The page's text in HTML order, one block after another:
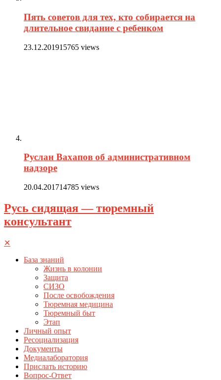
Пять советов для тех, кто собирается на
длительное свидание с ребенком
23.12.201915765 views
Руслан Вахапов об административном
надзоре
20.04.201714785 views
Русь сидящая — тюремный
консультант
✕
База знаний
Жизнь в колонии
Защита
СИЗО
После освобождения
Тюремная медицина
Тюремный быт
Этап
Личный опыт
Ресоциализация
Документы
Медиалаборатория
Прислать историю
Вопрос-Ответ